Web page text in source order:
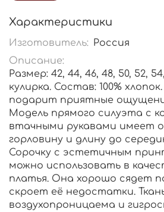
Характеристики
Изготовитель: Россия
Описание:
Размер: 42, 44, 46, 48, 50, 52,
кулирка. Состав: 100%
подарит приятные
Модель прямого силуэта с
втачными рукавами имеет
горловину и длину до
Сорочку с эстетичным
можно использовать в
платья. Она хорошо сядет
скроет её недостатки.
воздухопроницаема и